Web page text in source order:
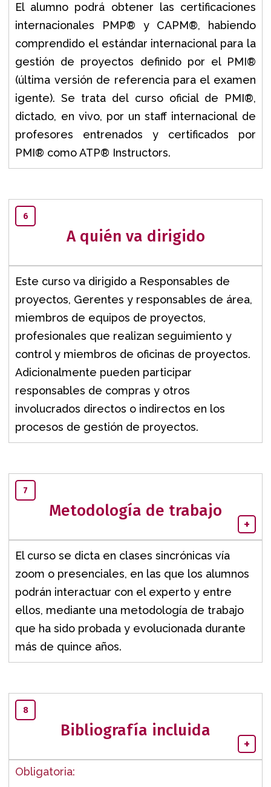
El alumno podrá obtener las certificaciones
internacionales PMP® y CAPM®, habiendo
comprendido el estándar internacional para la
gestión de proyectos definido por el PMI®
(última versión de referencia para el examen
igente). Se trata del curso oficial de PMI®,
dictado, en vivo, por un staff internacional de
profesores entrenados y certificados por
PMI® como ATP® Instructors.
6
A quién va dirigido
Este curso va dirigido a Responsables de
proyectos, Gerentes y responsables de área,
miembros de equipos de proyectos,
profesionales que realizan seguimiento y
control y miembros de oficinas de proyectos.
Adicionalmente pueden participar
responsables de compras y otros
involucrados directos o indirectos en los
procesos de gestión de proyectos.
7
Metodología de trabajo
+
El curso se dicta en clases sincrónicas vía
zoom o presenciales, en las que los alumnos
podrán interactuar con el experto y entre
ellos, mediante una metodología de trabajo
que ha sido probada y evolucionada durante
más de quince años.
8
Bibliografía incluida
+
Obligatoria: